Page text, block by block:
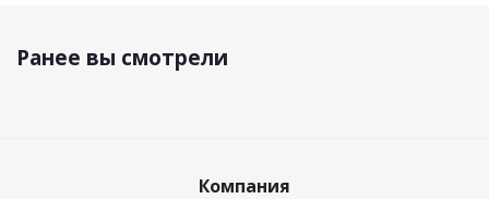
Ранее вы смотрели
Компания